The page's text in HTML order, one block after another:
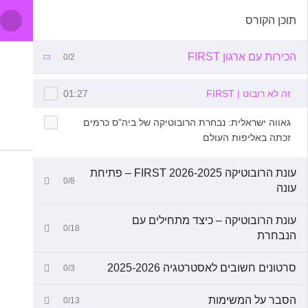
תוכן הקורס
הכירות עם ארגון FIRST 0/2
זה לא רובוט | FIRST 01:27
גאווה ישראלית: נבחרת הרובוטיקה של ביה”ס כרמים
זכתה באליפות העולם
עונת הרובוטיקה 2026-2025 FIRST – פתיחת
עונה
0/8
עונת הרובוטיקה – כיצד מתחילים עם
הנבחרת
0/18
סרטונים חשובים לאסטרטגיה 2025-2026 0/3
הסבר על המשימות 0/13